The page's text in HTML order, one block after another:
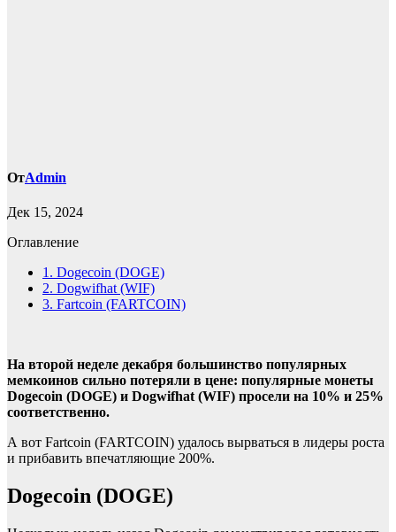
ОтAdmin
Дек 15, 2024
Оглавление
1. Dogecoin (DOGE)
2. Dogwifhat (WIF)
3. Fartcoin (FARTCOIN)
На второй неделе декабря большинство популярных
мемкоинов сильно потеряли в цене: популярные монеты
Dogecoin (DOGE) и Dogwifhat (WIF) просели на 10% и 25%
соответственно.
А вот Fartcoin (FARTCOIN) удалось вырваться в лидеры роста
и прибавить впечатляющие 200%.
Dogecoin (DOGE)